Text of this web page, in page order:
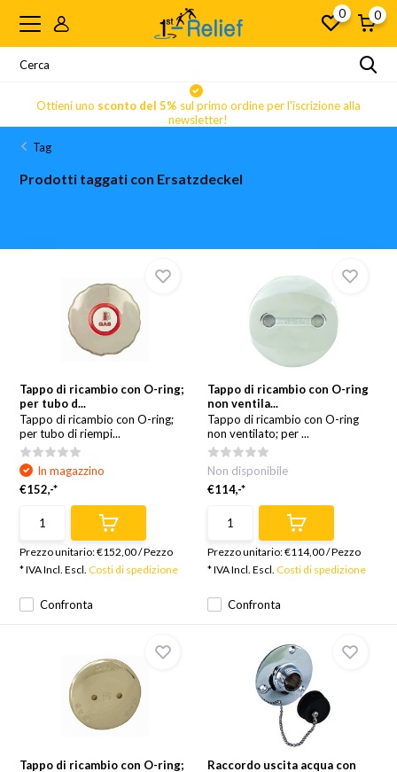
0 0
Ottieni uno sconto del 5% sul primo ordine per l'iscrizione alla
newsletter!
Tag
Prodotti taggati con Ersatzdeckel
Tappo di ricambio con O-ring;
per tubo d...
Tappo di ricambio con O-ring;
per tubo di riempi...
Confronta
In magazzino
€152,-*
Prezzo unitario:€152,00/Pezzo
* IVA Incl. Escl.Costi di spedizione
Tappo di ricambio con O-ring
non ventila...
Tappo di ricambio con O-ring
non ventilato; per ...
Confronta
Non disponibile
€114,-*
Prezzo unitario:€114,00/Pezzo
* IVA Incl. Escl. Costi di spedizione
Tappo di ricambio con O-ring;
Raccordo uscita acqua con